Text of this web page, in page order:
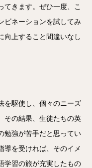
てきます。ぜひ一度、こ
ビネーションを試してみ
向上すること間違いなし
を駆使し、個々のニーズ
その結果、生徒たちの英
勉強が苦手だと思ってい
導を受ければ、そのイメ
学習の旅が充実したもの